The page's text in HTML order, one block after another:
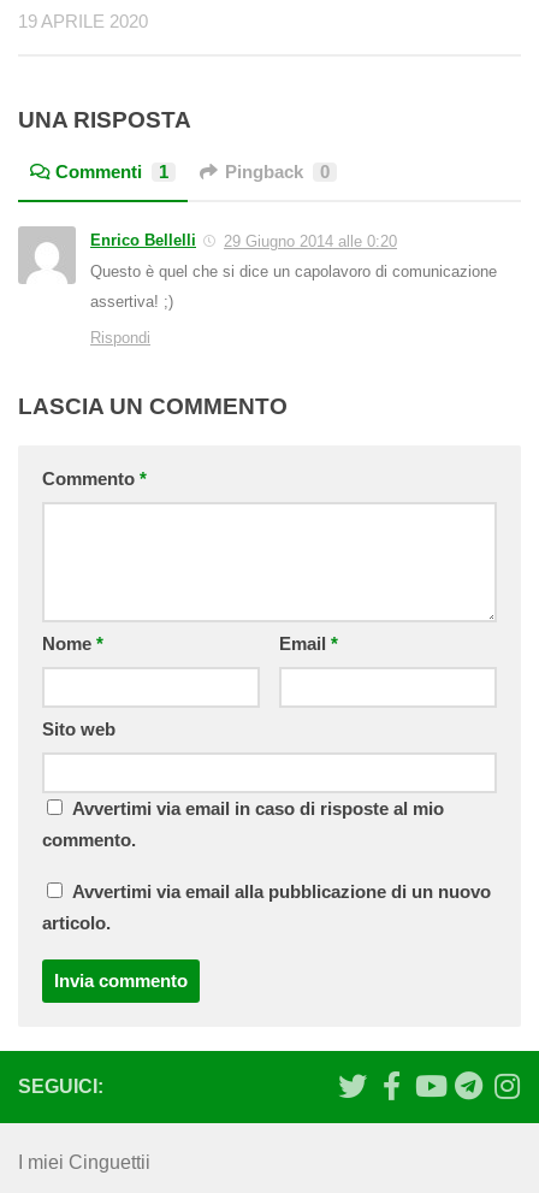
19 APRILE 2020
UNA RISPOSTA
Commenti 1 Pingback 0
Enrico Bellelli
29 Giugno 2014 alle 0:20
Questo è quel che si dice un capolavoro di comunicazione
assertiva! ;)
Rispondi
LASCIA UN COMMENTO
Commento *
Nome * Email *
Sito web
Avvertimi via email in caso di risposte al mio
commento.
Avvertimi via email alla pubblicazione di un nuovo
articolo.
SEGUICI:
I miei Cinguettii